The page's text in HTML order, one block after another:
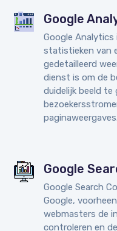
Google
Google Analytics
statistieken van
gedetailleerd
dienst is om de
duidelijk beeld te
paginaweergaves.
Google
Google Search
Google,
webmasters de
controleren en